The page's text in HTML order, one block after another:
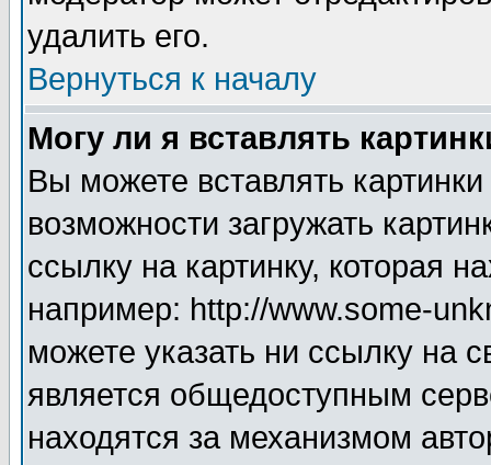
удалить его.
Вернуться к началу
Могу ли я вставлять
Вы можете вставлять
возможности загружать
ссылку на картинку, которая
например: http://www.some-
можете указать ни ссылку на
является общедоступным
находятся за механизмом